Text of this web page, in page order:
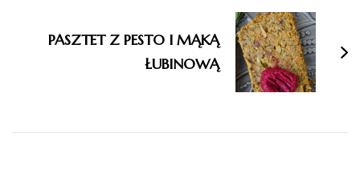
PASZTET Z PESTO I MĄKĄ
ŁUBINOWĄ